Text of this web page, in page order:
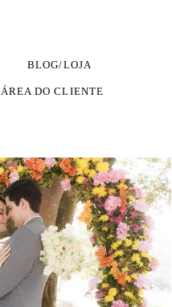
BLOG/LOJA
ÁREA DO CLIENTE